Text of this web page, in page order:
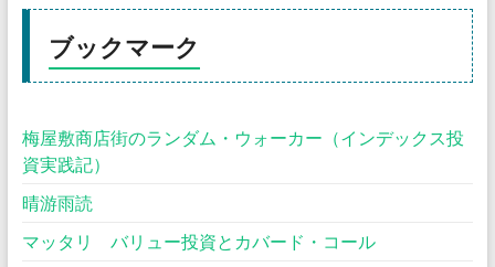
ブックマーク
梅屋敷商店街のランダム・ウォーカー（インデックス投
資実践記）
晴游雨読
マッタリ バリュー投資とカバード・コール